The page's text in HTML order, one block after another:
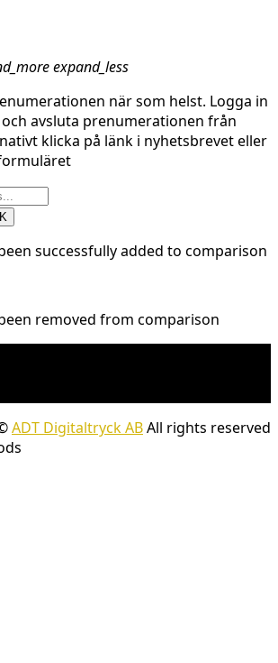
expand_less
när som helst. Logga in
avsluta prenumerationen från
klicka på länk i nyhetsbrevet eller
successfully added to comparison
removed from comparison
ADT Digitaltryck ABAll rights reserved